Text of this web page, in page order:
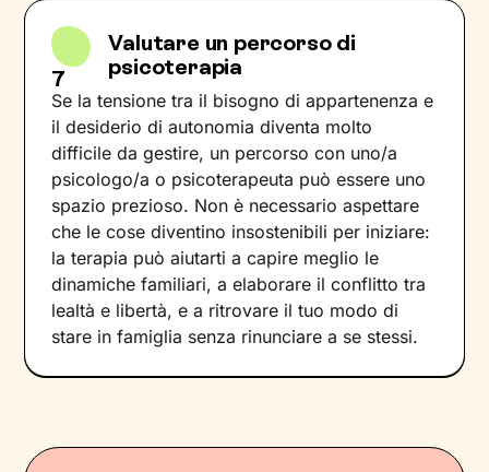
7
Valutare un percorso di
psicoterapia
Se la tensione tra il bisogno di appartenenza e
il desiderio di autonomia diventa molto
difficile da gestire, un percorso con uno/a
psicologo/a o psicoterapeuta può essere uno
spazio prezioso. Non è necessario aspettare
che le cose diventino insostenibili per iniziare:
la terapia può aiutarti a capire meglio le
dinamiche familiari, a elaborare il conflitto tra
lealtà e libertà, e a ritrovare il tuo modo di
stare in famiglia senza rinunciare a se stessi.